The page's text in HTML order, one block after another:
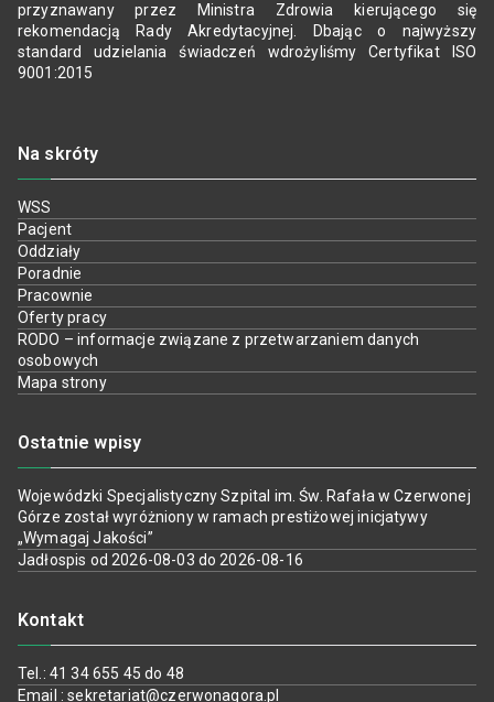
przyznawany przez Ministra Zdrowia kierującego się
rekomendacją Rady Akredytacyjnej. Dbając o najwyższy
standard udzielania świadczeń wdrożyliśmy Certyfikat ISO
9001:2015
Na skróty
WSS
Pacjent
Oddziały
Poradnie
Pracownie
Oferty pracy
RODO – informacje związane z przetwarzaniem danych
osobowych
Mapa strony
Ostatnie wpisy
Wojewódzki Specjalistyczny Szpital im. Św. Rafała w Czerwonej
Górze został wyróżniony w ramach prestiżowej inicjatywy
„Wymagaj Jakości”
Jadłospis od 2026-08-03 do 2026-08-16
Kontakt
Tel.: 41 34 655 45 do 48
Email : sekretariat@czerwonagora.pl